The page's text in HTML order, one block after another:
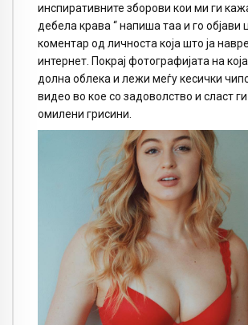
инспиративните зборови кои ми ги
дебела крава “ напиша таа и го објави
коментар од личноста која што ја
интернет. Покрај фотографијата на
долна облека и лежи меѓу кесички
видео во кое со задоволство и сласт ги
омилени грисини.